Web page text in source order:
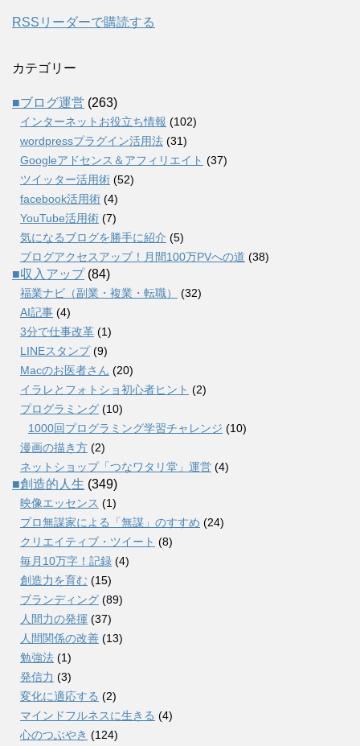
RSSリーダーで購読する
カテゴリー
■ブログ運営 (263)
インターネットお役立ち情報 (102)
wordpressプラグイン活用法 (31)
Googleアドセンス＆アフィリエイト (37)
ツイッター活用術 (52)
facebook活用術 (4)
YouTube活用術 (7)
気になるブログを勝手に紹介 (5)
ブログアクセスアップ！月間100万PVへの道 (38)
■収入アップ(84)
福業ナビ（副業・複業・転職）
(32)
AI記事 (4)
3分で仕事改革 (1)
LINEスタンプ(9)
Macのお医者さん (20)
イラレとフォトショ初心者ヒント (2)
プログラミング (10)
1000回プログラミング学習チャレンジ (10)
漫画の描き方 (2)
ネットショップ「つなワタリ堂」運営 (4)
■創造的人生 (349)
映像エッセンス (1)
プロ無謀家による「無謀」のすすめ (24)
クリエイティブ・ツイート (8)
毎月10万字！記録 (4)
創造力を育む (15)
ブランディング (89)
人間力の発揮 (37)
人間関係の改善 (13)
勉強法 (1)
発信力 (3)
変化に適応する (2)
マインドフルネスに生きる (4)
心のつぶやき (124)